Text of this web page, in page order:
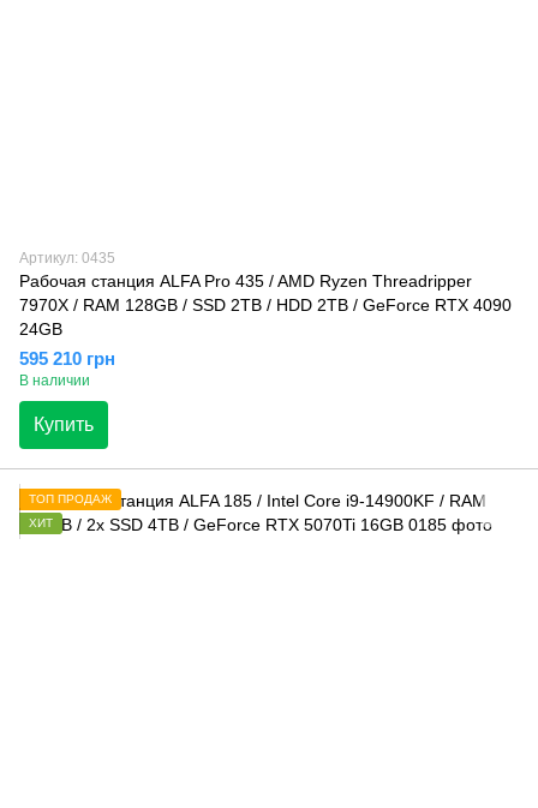
Артикул: 0435
Рабочая станция ALFA Pro 435 / AMD Ryzen Threadripper
7970X / RAM 128GB / SSD 2TB / HDD 2TB / GeForce RTX 4090
24GB
595 210 грн
В наличии
Купить
ТОП ПРОДАЖ
ХИТ